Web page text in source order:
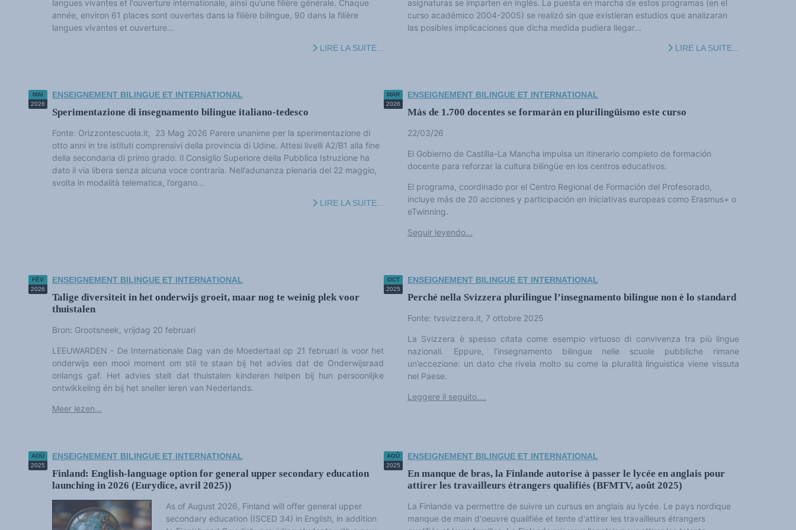
Classement thématique
Annuaire des chercheurs sur le plurilinguisme
Instituts et centres de recherche
L'OEP et le plurilinguisme sur CAIRN
Dynamique des langues
Langues et histoire
Langues, sciences et philosophie
Science ouverte
Textes de référence
DOSSIERS THÉMATIQUES
Education et recherche
Culture et industries culturelles
Economique et social
Chroniques et humeurs
Courrier des lecteurs
Morceaux choisis
Humour et plurilinguisme
langues vivantes et l'ouverture internationale, ainsi qu’une filière générale. Chaque
année, environ 61 places sont ouvertes dans la filière bilingue, 90 dans la filière
langues vivantes et ouverture...
LIRE LA SUITE...
asignaturas se imparten en inglés. La puesta en marcha de estos programas (en el
curso académico 2004-2005) se realizó sin que existieran estudios que analizaran
las posibles implicaciones que dicha medida pudiera llegar...
LIRE LA SUITE...
MAI
2026
ENSEIGNEMENT BILINGUE ET INTERNATIONAL
Sperimentazione di insegnamento bilingue italiano-tedesco
Fonte: Orizzontescuola.it, 23 Mag 2026 Parere unanime per la sperimentazione di
otto anni in tre istituti comprensivi della provincia di Udine. Attesi livelli A2/B1 alla fine
della secondaria di primo grado. Il Consiglio Superiore della Pubblica Istruzione ha
dato il via libera senza alcuna voce contraria. Nell’adunanza plenaria del 22 maggio,
svolta in modalità telematica, l’organo...
LIRE LA SUITE...
MAR
2026
ENSEIGNEMENT BILINGUE ET INTERNATIONAL
Más de 1.700 docentes se formarán en plurilingüismo este curso
22/03/26
El Gobierno de Castilla-La Mancha impulsa un itinerario completo de formación
docente para reforzar la cultura bilingüe en los centros educativos.
El programa, coordinado por el Centro Regional de Formación del Profesorado,
incluye más de 20 acciones y participación en iniciativas europeas como Erasmus+ o
eTwinning.
Seguir leyendo...
FÉV
2026
ENSEIGNEMENT BILINGUE ET INTERNATIONAL
Talige diversiteit in het onderwijs groeit, maar nog te weinig plek voor
thuistalen
Bron: Grootsneek, vrijdag 20 februari
LEEUWARDEN - De Internationale Dag van de Moedertaal op 21 februari is voor het
onderwijs een mooi moment om stil te staan bij het advies dat de Onderwijsraad
onlangs gaf. Het advies stelt dat thuistalen kinderen helpen bij hun persoonlijke
ontwikkeling én bij het sneller leren van Nederlands.
Meer lezen...
OCT
2025
ENSEIGNEMENT BILINGUE ET INTERNATIONAL
Perché nella Svizzera plurilingue l’insegnamento bilingue non è lo standard
Fonte: tvsvizzera.it, 7 ottobre 2025
La Svizzera è spesso citata come esempio virtuoso di convivenza tra più lingue
nazionali. Eppure, l’insegnamento bilingue nelle scuole pubbliche rimane
un’eccezione: un dato che rivela molto su come la pluralità linguistica viene vissuta
nel Paese.
Leggere il seguito....
AOÛ
2025
ENSEIGNEMENT BILINGUE ET INTERNATIONAL
Finland: English-language option for general upper secondary education
launching in 2026 (Eurydice, avril 2025))
As of August 2026, Finland will offer general upper
secondary education (ISCED 34) in English, in addition
AOÛ
2025
ENSEIGNEMENT BILINGUE ET INTERNATIONAL
En manque de bras, la Finlande autorise à passer le lycée en anglais pour
attirer les travailleurs étrangers qualifiés (BFMTV, août 2025)
La Finlande va permettre de suivre un cursus en anglais au lycée. Le pays nordique
manque de main d'oeuvre qualifiée et tente d'attirer les travailleurs étrangers